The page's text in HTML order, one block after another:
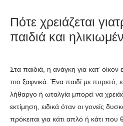
Πότε χρειάζεται
παιδιά και
Στα παιδιά, η ανάγκη για κατ’ οίκον
πιο ξαφνικά. Ένα παιδί με πυρετό,
λήθαργο ή ωταλγία μπορεί να
εκτίμηση, ειδικά όταν οι γονείς
πρόκειται για κάτι απλό ή κάτι που